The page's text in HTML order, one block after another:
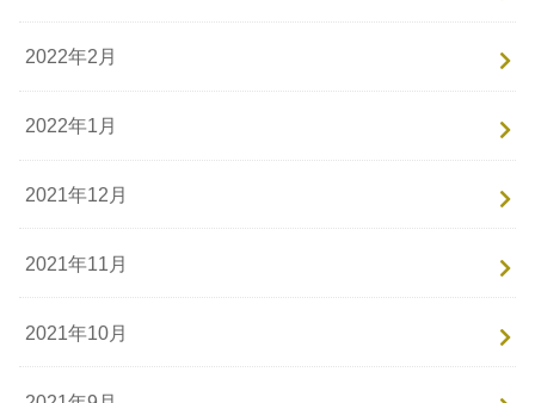
2022年2月
2022年1月
2021年12月
2021年11月
2021年10月